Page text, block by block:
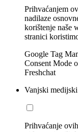
Prihvaćanjem
nadilaze
korištenje naše
stranici
Google Tag
Consent Mode
Freshchat
Vanjski
Prihvaćanje